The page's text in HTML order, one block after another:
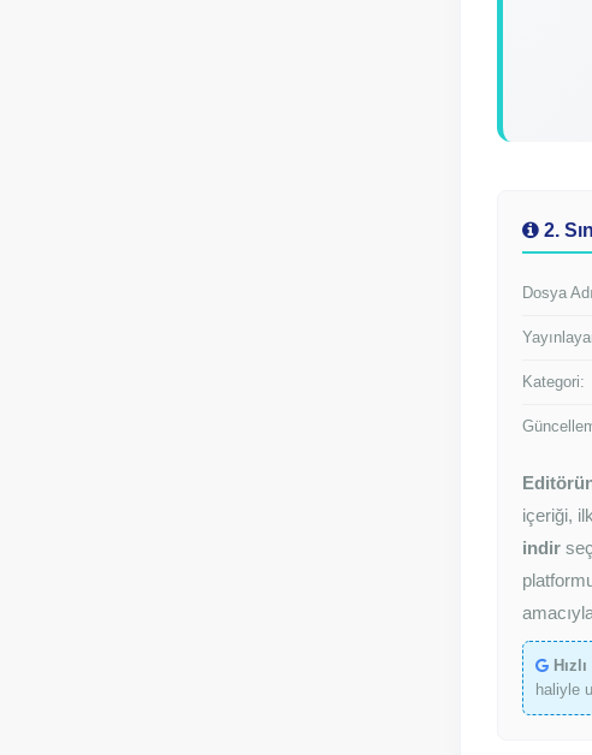
2.
Dosya
Kategori:
içeriği,
indir
haliyle